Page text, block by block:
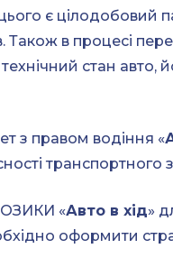
є цілодобовий
Також в процесі
стан
з правом водіння «
транспортного
«Авто в хід»
оформити